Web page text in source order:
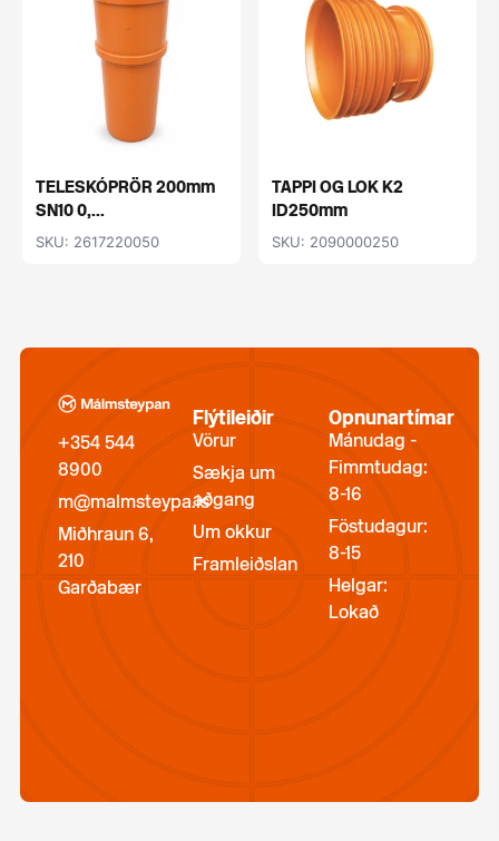
TELESKÓPRÖR 200mm
SN10 0,...
SKU: 2617220050
TAPPI OG LOK K2
ID250mm
SKU: 2090000250
+354 544
8900
m@malmsteypa.is
Miðhraun 6,
210
Garðabær
Flýtileiðir
Vörur
Sækja um
aðgang
Um okkur
Framleiðslan
Opnunartímar
Mánudag -
Fimmtudag:
8-16
Föstudagur:
8-15
Helgar:
Lokað